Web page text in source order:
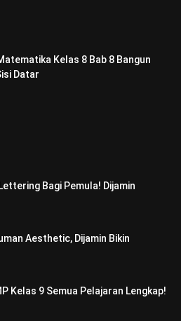
Kelas 8 Bab 8 Bangun
Datar
Bagi Pemula! Dijamin
Aesthetic, Dijamin Bikin
Kelas 9 Semua Pelajaran Lengkap!